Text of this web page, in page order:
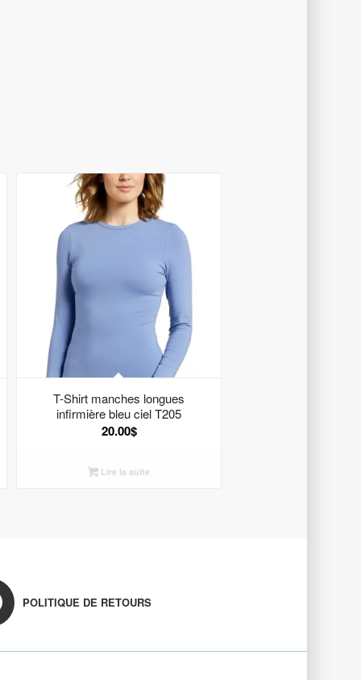
T-Shirt manches longues
infirmière bleu ciel T205
20.00$
Lire la suite
POLITIQUE DE RETOURS